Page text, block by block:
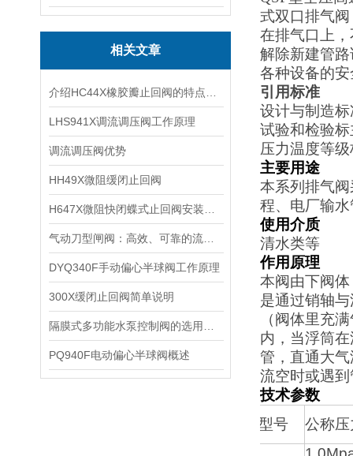
相关文章
LHS941X调流调压阀工作原理
调流调压阀优势
HH49X微阻缓闭止回阀
DYQ340F手动偏心半球阀工作原理
300X缓闭止回阀简单说明
PQ940F电动偏心半球阀概述
式双口排气
在排气口上
解除新建管
各种设备的
引用标准
设计与制造
试验和检验
压力温度等
主要用途
本系列排气
程、电厂输
使用介质
清水类等
作用原理
本阀由下阀
是通过销轴
（阀体里充
内，当浮筒
管，直通大
流空时或遇
技术参数
型号
公称